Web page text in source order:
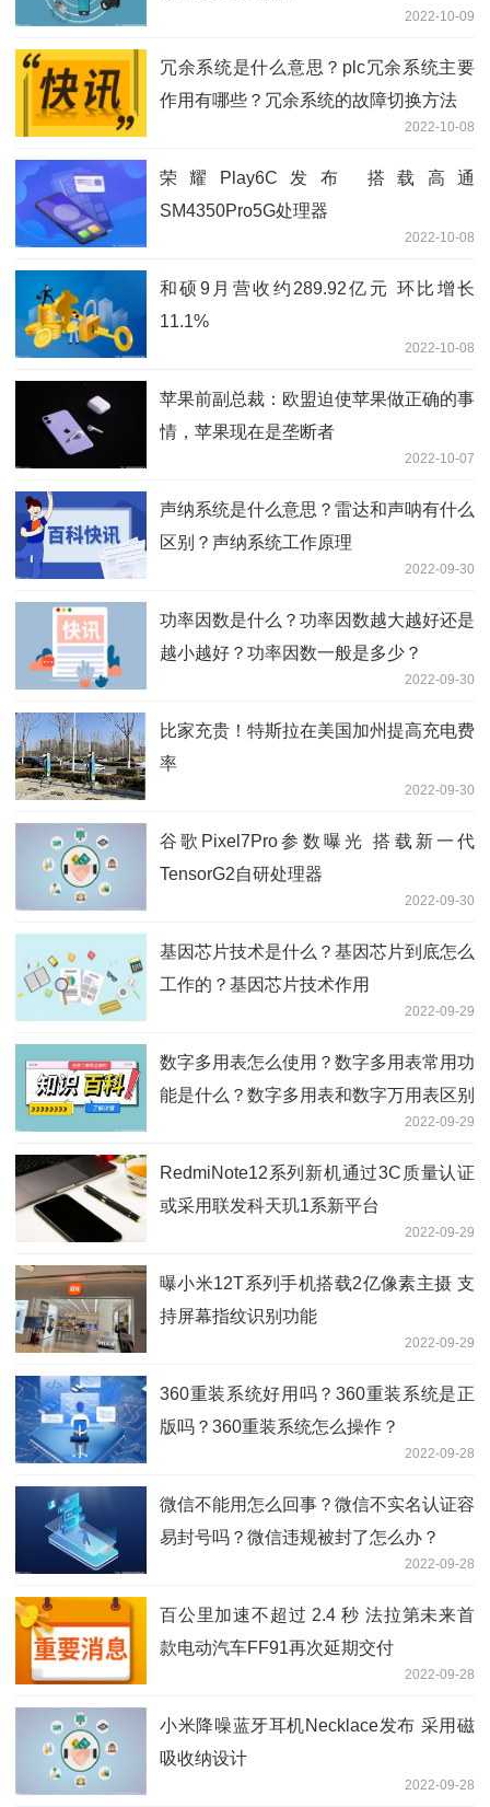
2022-10-09
冗余系统是什么意思？plc冗余系统主要
作用有哪些？冗余系统的故障切换方法
2022-10-08
荣耀Play6C发布 搭载高通
SM4350Pro5G处理器
2022-10-08
和硕9月营收约289.92亿元 环比增长
11.1%
2022-10-08
苹果前副总裁：欧盟迫使苹果做正确的事
情，苹果现在是垄断者
2022-10-07
声纳系统是什么意思？雷达和声呐有什么
区别？声纳系统工作原理
2022-09-30
功率因数是什么？功率因数越大越好还是
越小越好？功率因数一般是多少？
2022-09-30
比家充贵！特斯拉在美国加州提高充电费
率
2022-09-30
谷歌Pixel7Pro参数曝光 搭载新一代
TensorG2自研处理器
2022-09-30
基因芯片技术是什么？基因芯片到底怎么
工作的？基因芯片技术作用
2022-09-29
数字多用表怎么使用？数字多用表常用功
能是什么？数字多用表和数字万用表区别
2022-09-29
RedmiNote12系列新机通过3C质量认证
或采用联发科天玑1系新平台
2022-09-29
曝小米12T系列手机搭载2亿像素主摄 支
持屏幕指纹识别功能
2022-09-29
360重装系统好用吗？360重装系统是正
版吗？360重装系统怎么操作？
2022-09-28
微信不能用怎么回事？微信不实名认证容
易封号吗？微信违规被封了怎么办？
2022-09-28
百公里加速不超过 2.4 秒 法拉第未来首
款电动汽车FF91再次延期交付
2022-09-28
小米降噪蓝牙耳机Necklace发布 采用磁
吸收纳设计
2022-09-28